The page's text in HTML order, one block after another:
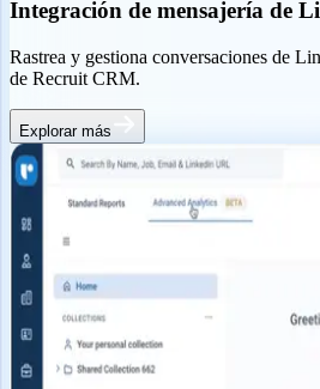
Integración de mensajería de
Rastrea y gestiona conversaciones de
de Recruit CRM.
Explorar más